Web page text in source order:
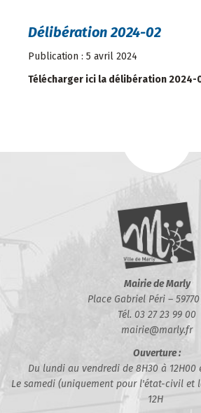
Délibération 2024-02
Publication : 5 avril 2024
Télécharger ici la délibération 2024-
Mairie de Marly
Place Gabriel Péri –
Tél. 03 27 23 99 00
mairie@marly.fr
Ouverture :
Du lundi au vendredi de 8H30 à 12H00
Le samedi (uniquement pour l'état-civil et
12H